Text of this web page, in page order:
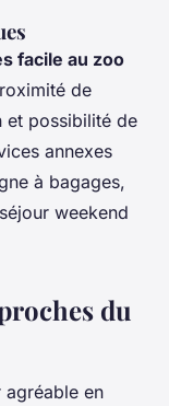
facile au zoo
de
et possibilité de
annexes
à bagages,
weekend
du
agréable en